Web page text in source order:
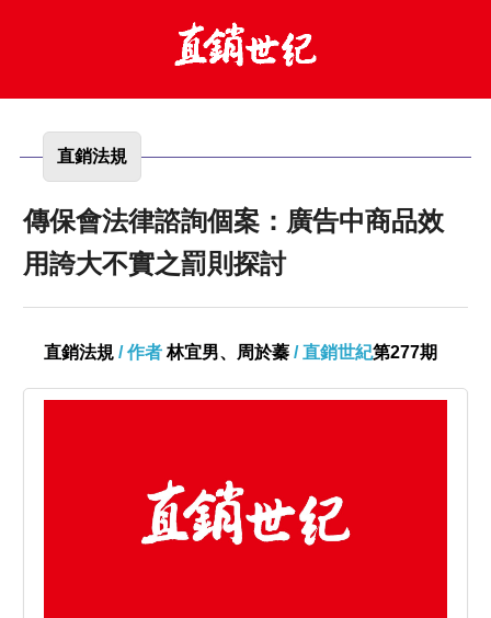
直銷法規
傳保會法律諮詢個案：廣告中商品效
用誇大不實之罰則探討
直銷法規 / 作者林宜男、周於蓁 / 直銷世紀第277期